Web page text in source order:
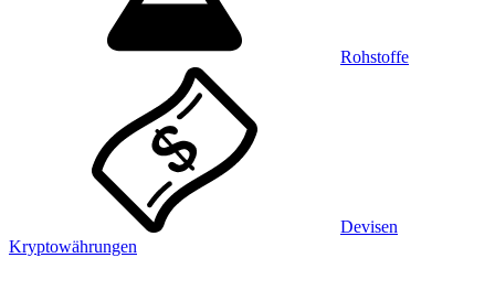
Rohstoffe
Devisen
Kryptowährungen